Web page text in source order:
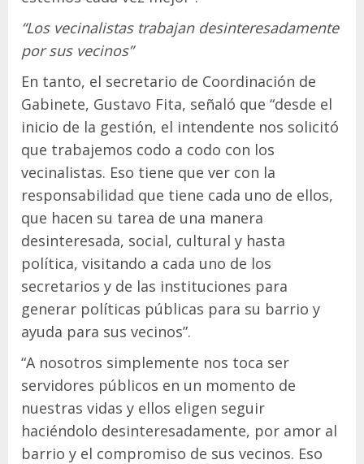
“Los vecinalistas trabajan desinteresadamente
por sus vecinos”
En tanto, el secretario de Coordinación de
Gabinete, Gustavo Fita, señaló que “desde el
inicio de la gestión, el intendente nos solicitó
que trabajemos codo a codo con los
vecinalistas. Eso tiene que ver con la
responsabilidad que tiene cada uno de ellos,
que hacen su tarea de una manera
desinteresada, social, cultural y hasta
política, visitando a cada uno de los
secretarios y de las instituciones para
generar políticas públicas para su barrio y
ayuda para sus vecinos”.
“A nosotros simplemente nos toca ser
servidores públicos en un momento de
nuestras vidas y ellos eligen seguir
haciéndolo desinteresadamente, por amor al
barrio y el compromiso de sus vecinos. Eso